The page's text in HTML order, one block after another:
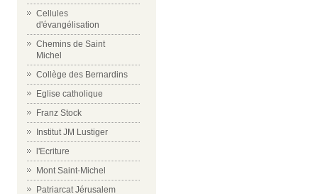
Cellules
d'évangélisation
Chemins de Saint
Michel
Collège des Bernardins
Eglise catholique
Franz Stock
Institut JM Lustiger
l'Ecriture
Mont Saint-Michel
Patriarcat Jérusalem